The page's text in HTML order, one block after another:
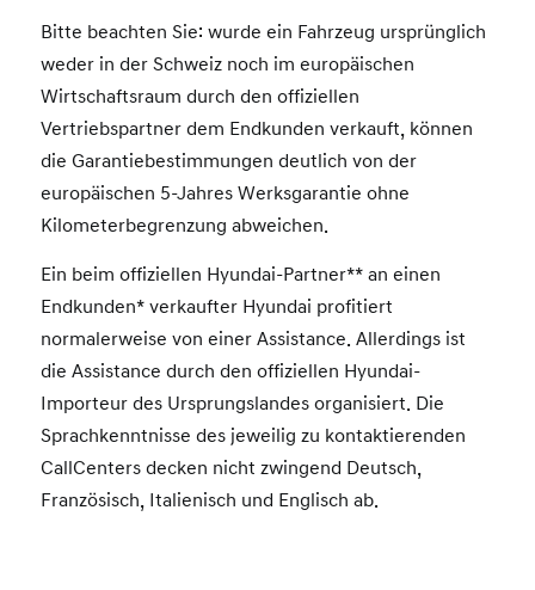
Bitte beachten Sie: wurde ein Fahrzeug ursprünglich
weder in der Schweiz noch im europäischen
Wirtschaftsraum durch den offiziellen
Vertriebspartner dem Endkunden verkauft, können
die Garantiebestimmungen deutlich von der
europäischen 5-Jahres Werksgarantie ohne
Kilometerbegrenzung abweichen.
Ein beim offiziellen Hyundai-Partner** an einen
Endkunden* verkaufter Hyundai profitiert
normalerweise von einer Assistance. Allerdings ist
die Assistance durch den offiziellen Hyundai-
Importeur des Ursprungslandes organisiert. Die
Sprachkenntnisse des jeweilig zu kontaktierenden
CallCenters decken nicht zwingend Deutsch,
Französisch, Italienisch und Englisch ab.